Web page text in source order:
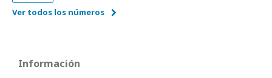
Ver todos los números
Información